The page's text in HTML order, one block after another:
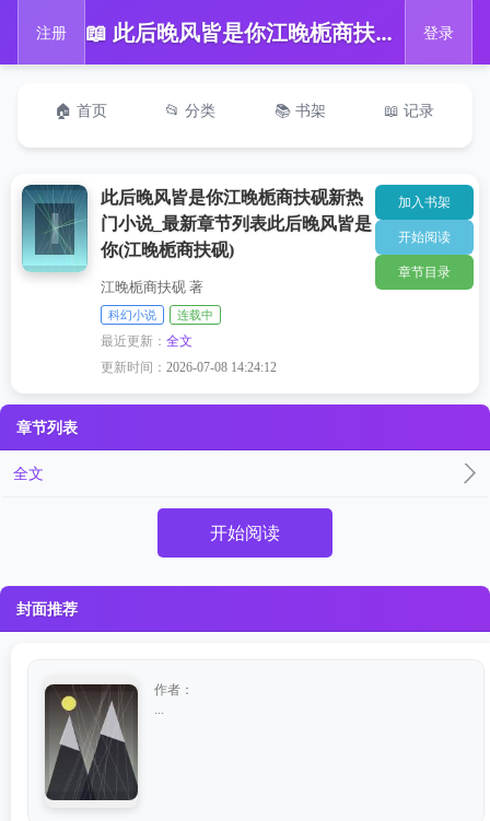
注册 📖 此后晚风皆是你江晚栀商扶砚新热门小说_最新章节列表此后晚风皆是你(江晚栀商扶砚) 登录
🏠 首页 📂 分类 📚 书架 📖 记录
此后晚风皆是你江晚栀商扶砚新热
门小说_最新章节列表此后晚风皆是
你(江晚栀商扶砚)
江晚栀商扶砚 著
科幻小说 连载中
最近更新：全文
更新时间：2026-07-08 14:24:12
加入书架
开始阅读
章节目录
章节列表
全文
开始阅读
封面推荐
作者：